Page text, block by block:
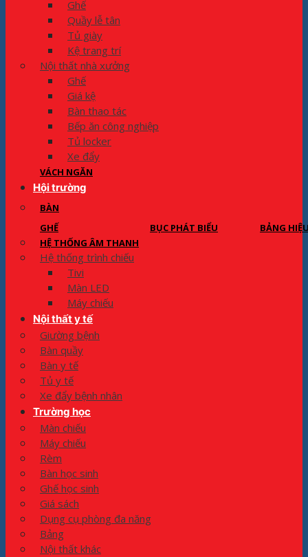
Ghế
Quầy lễ tân
Tủ giày
Kệ trang trí
Nội thất nhà xưởng
Ghế
Giá kệ
Bàn thao tác
Bếp ăn công nghiệp
Tủ locker
Xe đẩy
VÁCH NGĂN
Hội trường
BÀN
GHẾ
BỤC PHÁT BIỂU
BẢNG
HỆ THỐNG ÂM THANH
Hệ thống trình chiếu
Tivi
Màn LED
Máy chiếu
Nội thất y tế
Giường bệnh
Bàn quầy
Bàn y tế
Tủ y tế
Xe đẩy bệnh nhân
Trường học
Màn chiếu
Máy chiếu
Rèm
Bàn học sinh
Ghế học sinh
Giá sách
Dụng cụ phòng đa năng
Bảng
Nội thất khác